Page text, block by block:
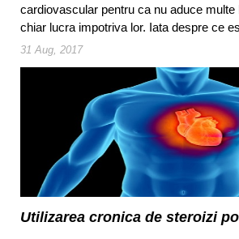
cardiovascular pentru ca nu aduce multe
chiar lucra impotriva lor. Iata despre ce
31 Aug, 2017
Utilizarea cronica de steroizi